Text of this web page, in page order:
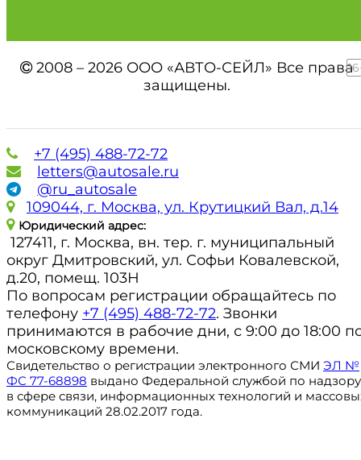
2008 – 2026 ООО «АВТО-СЕЙЛ» Все права
защищены.
+7 (495) 488-72-72
letters@autosale.ru
@ru_autosale
109044, г. Москва, ул. Крутицкий Вал, д.14
Юридический адрес:
127411, г. Москва, вн. тер. г. муниципальный
округ Дмитровский, ул. Софьи Ковалевской,
д.20, помещ. 103Н
По вопросам регистрации обращайтесь по
телефону +7 (495) 488-72-72. Звонки
принимаются в рабочие дни, с 9:00 до 18:00
московскому времени.
Свидетельство о регистрации электронного СМИ ЭЛ №
ФС 77-68898 выдано Федеральной службой по надзору
в сфере связи, информационных технологий и
коммуникаций 28.02.2017 года.